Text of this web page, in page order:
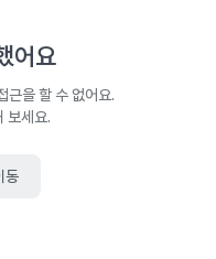
어요
근을 할 수 없어요.
보세요.
동